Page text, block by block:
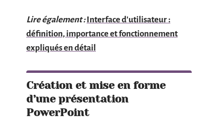
Lire également : Interface d'utilisateur :
définition, importance et fonctionnement
expliqués en détail
Création et mise en forme
d’une présentation
PowerPoint